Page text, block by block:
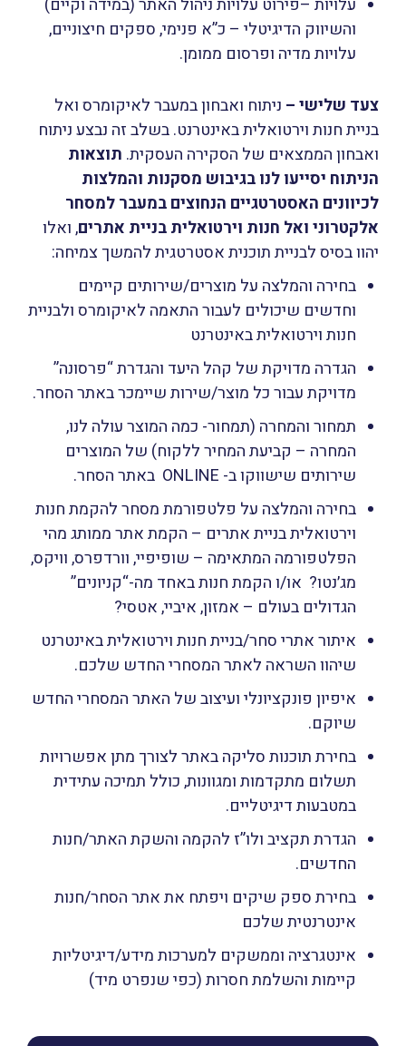
והשיווק הדיגיטלי – כ”א פנימי, ספקים חיצוניים,
עלויות מדיה ופרסום ממומן.
צעד שלישי– ניתוח ואבחון במעבר לאיקומרס ואל
בניית חנות וירטואלית באינטרנט. בשלב זה נבצע ניתוח
ואבחון הממצאים של הסקירה העסקית. תוצאות
הניתוח יסייעו לנו בגיבוש מסקנות והמלצות
לכיוונים האסטרטגיים הנחוצים במעבר למסחר
אלקטרוני ואל חנות וירטואלית בניית אתרים, ואלו
יהוו בסיס לבניית תוכנית אסטרטגית להמשך צמיחה:
בחירה והמלצה על מוצרים/שירותים קיימים
וחדשים שיכולים לעבור התאמה לאיקומרס ולבניית
חנות וירטואלית באינטרנט
הגדרה מדויקת של קהל היעד והגדרת “פרסונה”
מדויקת עבור כל מוצר/שירות שיימכר באתר הסחר.
תמחור והמחרה (תמחור- כמה המוצר עולה לנו,
המחרה – קביעת המחיר ללקוח) של המוצרים
שירותים שישווקו ב- ONLINE באתר הסחר.
בחירה והמלצה על פלטפורמת מסחרלהקמת חנות
וירטואלית בניית אתרים – הקמת אתר ממותג מהי
הפלטפורמה המתאימה – שופיפיי, וורדפרס, וויקס,
מג׳נטו? או/ו הקמת חנות באחד מה-“קניונים”
הגדולים בעולם – אמזון, איביי, אטסי?
איתור אתרי סחר/בניית חנות וירטואלית באינטרנט
שיהוו השראה לאתר המסחרי החדש שלכם.
איפיון פונקציונלי ועיצובשל האתר המסחרי החדש
שיוקם.
בחירת תוכנות סליקהבאתר לצורך מתן אפשרויות
תשלום מתקדמות ומגוונות, כולל תמיכה עתידית
במטבעות דיגיטליים.
הגדרת תקציב ולו”ז להקמה והשקת האתר/חנות
החדשים.
בחירת ספק שיקים ויפתח את אתר הסחר/חנות
אינטרנטית שלכם
אינטגרציה וממשקים למערכות מידע/דיגיטליות
קיימות והשלמת חסרות (כפי שנפרט מיד)